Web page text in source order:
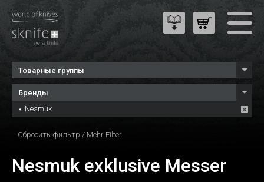
Товарные группы
Бренды
Nesmuk
Сбросить фильтр / Mehr Filter
Nesmuk exklusive Messer